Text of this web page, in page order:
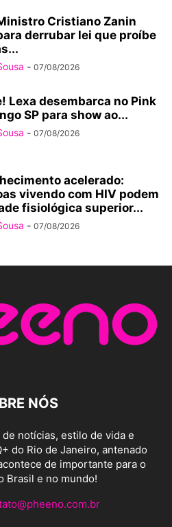
Cristiano Zanin
derrubar lei que proíbe
- 07/08/2026
Lexa desembarca no Pink
SP para show ao...
- 07/08/2026
acelerado:
vivendo com HIV podem
fisiológica superior...
- 07/08/2026
NÓS
notícias, estilo de vida e
do Rio de Janeiro, antenado
de importante para o
Brasil e no mundo!